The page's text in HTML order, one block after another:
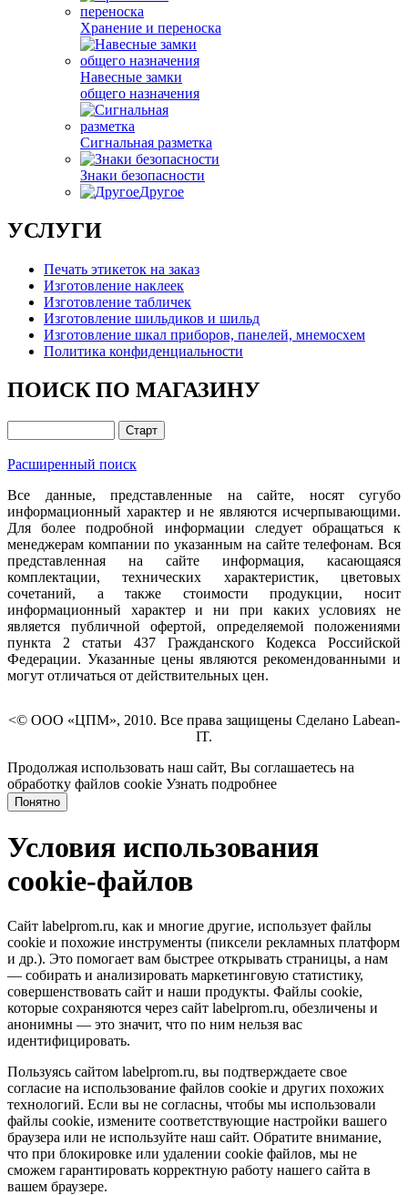
Хранение и переноска
Навесные замки
общего назначения
Сигнальная разметка
Знаки безопасности
Другое
УСЛУГИ
Печать этикеток на заказ
Изготовление наклеек
Изготовление табличек
Изготовление шильдиков и шильд
Изготовление шкал приборов, панелей, мнемосхем
Политика конфиденциальности
ПОИСК ПО МАГАЗИНУ
Расширенный поиск
Все данные, представленные на сайте, носят сугубо
информационный характер и не являются исчерпывающими.
Для более подробной информации следует обращаться к
менеджерам компании по указанным на сайте телефонам. Вся
представленная на сайте информация, касающаяся
комплектации, технических характеристик, цветовых
сочетаний, а также стоимости продукции, носит
информационный характер и ни при каких условиях не
является публичной офертой, определяемой положениями
пункта 2 статьи 437 Гражданского Кодекса Российской
Федерации. Указанные цены являются рекомендованными и
могут отличаться от действительных цен.
<© ООО «ЦПМ», 2010. Все права защищены Сделано Labean-
IT.
Продолжая использовать наш сайт, Вы соглашаетесь на
обработку файлов cookie Узнать подробнее
Понятно
Условия использования
cookie-файлов
Сайт labelprom.ru, как и многие другие, использует файлы
cookie и похожие инструменты (пиксели рекламных платформ
и др.). Это помогает вам быстрее открывать страницы, а нам
— собирать и анализировать маркетинговую статистику,
совершенствовать сайт и наши продукты. Файлы сookie,
которые сохраняются через сайт labelprom.ru, обезличены и
анонимны — это значит, что по ним нельзя вас
идентифицировать.
Пользуясь сайтом labelprom.ru, вы подтверждаете свое
согласие на использование файлов cookie и других похожих
технологий. Если вы не согласны, чтобы мы использовали
файлы cookie, измените соответствующие настройки вашего
браузера или не используйте наш сайт. Обратите внимание,
что при блокировке или удалении cookie файлов, мы не
сможем гарантировать корректную работу нашего сайта в
вашем браузере.